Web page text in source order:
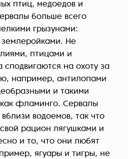
птиц, медоедов и
больше всего
грызунами:
Не
птицами и
на охоту за
например, антилопами
и такими
фламинго. Сервалы
водоемов, так что
рацион лягушками и
и то, что они любят
ягуары и тигры, не